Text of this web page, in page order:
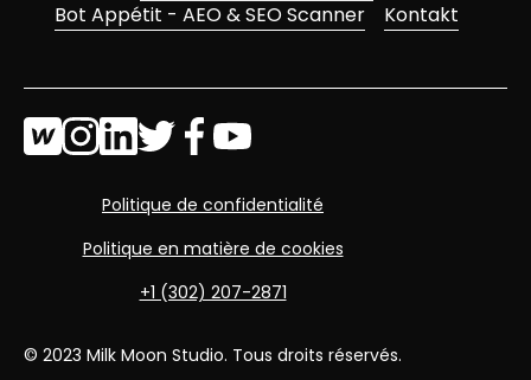
Bot Appétit - AEO & SEO Scanner
Kontakt
© 2023 Milk Moon Studio. Tous droits réservés.
Politique de confidentialité
Politique en matière de cookies
+1 (302) 207-2871